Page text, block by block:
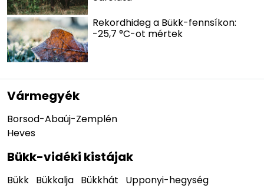
Rekordhideg a Bükk-fennsíkon:
-25,7 °C-ot mértek
Vármegyék
Borsod-Abaúj-Zemplén
Heves
Bükk-vidéki kistájak
Bükk Bükkalja Bükkhát Upponyi-hegység